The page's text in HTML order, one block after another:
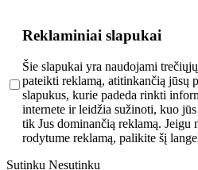
Reklaminiai slapukai
Šie slapukai yra naudojami
pateikti reklamą, atitinkančią jūsų
slapukus, kurie padeda rinkti
internete ir leidžia sužinoti, kuo
tik Jus dominančią reklamą. Jeigu
rodytume reklamą, palikite šį
Sutinku Nesutinku